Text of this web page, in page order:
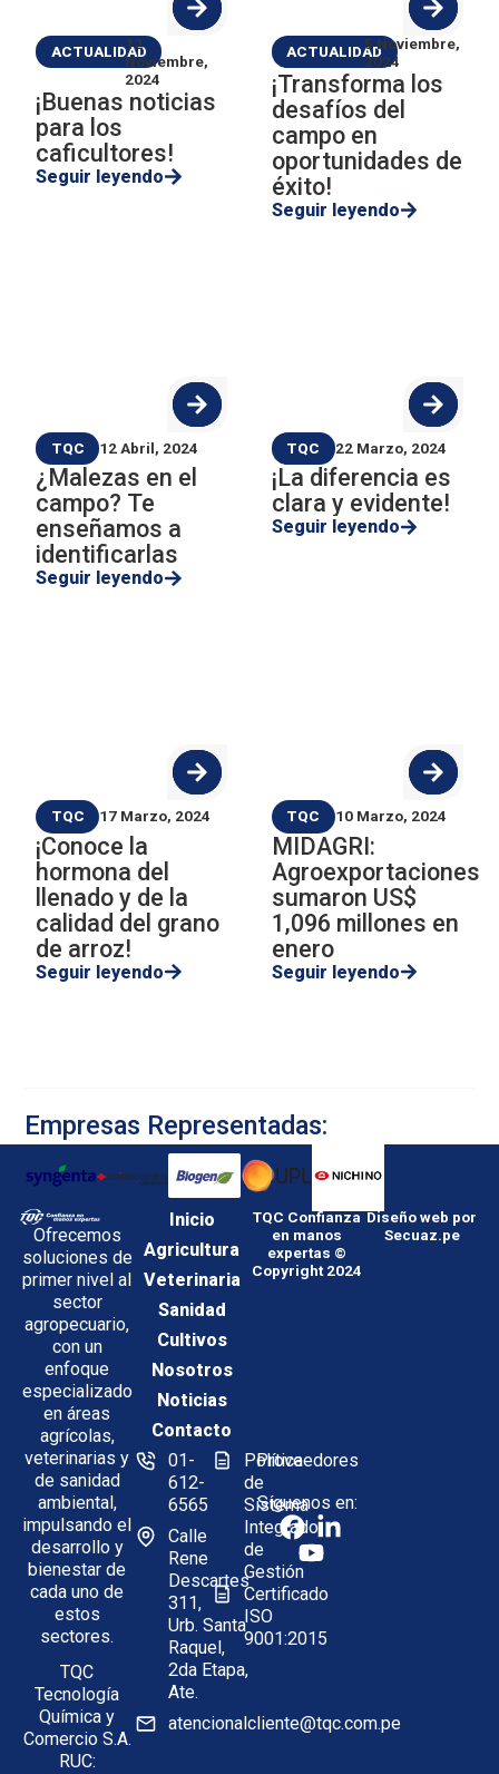
ACTUALIDAD
12
Noviembre,
2024
¡Buenas noticias
para los
caficultores!
Seguir leyendo
ACTUALIDAD5 Noviembre,
2024
¡Transforma los
desafíos del
campo en
oportunidades de
éxito!
Seguir leyendo
TQC 12 Abril, 2024
¿Malezas en el
campo? Te
enseñamos a
identificarlas
Seguir leyendo
TQC 22 Marzo, 2024
¡La diferencia es
clara y evidente!
Seguir leyendo
TQC 17 Marzo, 2024
¡Conoce la
hormona del
llenado y de la
calidad del grano
de arroz!
Seguir leyendo
TQC 10 Marzo, 2024
MIDAGRI:
Agroexportaciones
sumaron US$
1,096 millones en
enero
Seguir leyendo
Empresas Representadas:
Ofrecemos
soluciones de
primer nivel al
sector
agropecuario,
con un
enfoque
especializado
en áreas
agrícolas,
veterinarias y
de sanidad
ambiental,
impulsando el
desarrollo y
bienestar de
cada uno de
estos
sectores.
TQC
Tecnología
Química y
Comercio S.A.
RUC:
Inicio
Agricultura
Veterinaria
Sanidad
Cultivos
Nosotros
Noticias
Contacto
01-
612-
6565
Calle
Rene
Descartes
311,
Urb. Santa
Raquel,
2da Etapa,
Ate.
atencionalcliente@tqc.com.pe
Política
de
Sistema
Integrado
de
Gestión
Certificado
ISO
9001:2015
Proveedores
Síguenos en:
TQC Confianza
en manos
expertas ©
Copyright 2024
Diseño web por
Secuaz.pe